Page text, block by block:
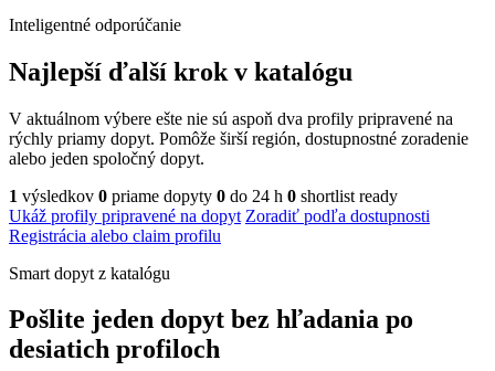
Inteligentné odporúčanie
Najlepší ďalší krok v katalógu
V aktuálnom výbere ešte nie sú aspoň dva profily pripravené na
rýchly priamy dopyt. Pomôže širší región, dostupnostné zoradenie
alebo jeden spoločný dopyt.
1 výsledkov 0 priame dopyty 0 do 24 h 0 shortlist ready
Ukáž profily pripravené na dopyt Zoradiť podľa dostupnosti
Registrácia alebo claim profilu
Smart dopyt z katalógu
Pošlite jeden dopyt bez hľadania po
desiatich profiloch